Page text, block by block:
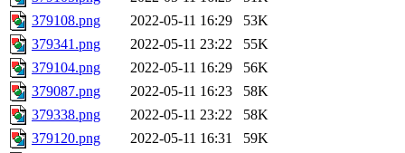
379108.png
2022-05-11 16:29
53K
379341.png
2022-05-11 23:22
55K
379104.png
2022-05-11 16:29
56K
379087.png
2022-05-11 16:23
58K
379338.png
2022-05-11 23:22
58K
379120.png
2022-05-11 16:31
59K